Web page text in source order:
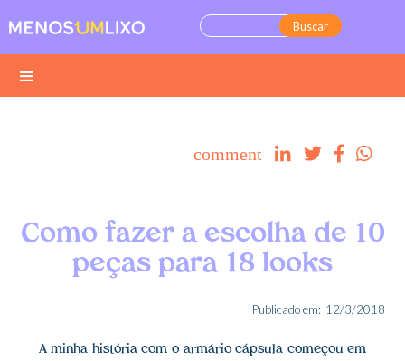
comment    
Como fazer a escolha de 10
peças para 18 looks
Publicado em: 12/3/2018
A minha história com o armário cápsula começou em